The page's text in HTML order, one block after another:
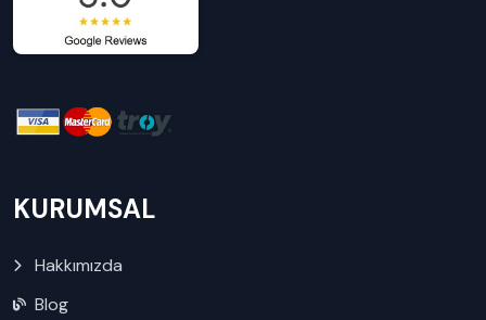
KURUMSAL
Hakkımızda
Blog